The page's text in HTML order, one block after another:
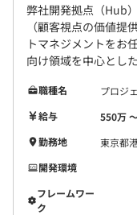
弊社開発拠点（Hub
（顧客視点の価値提
トマネジメントをお
向け領域を中心とし
職種名
プロジ
給与
550万
勤務地
東京都
開発環境
フレームワー
ク